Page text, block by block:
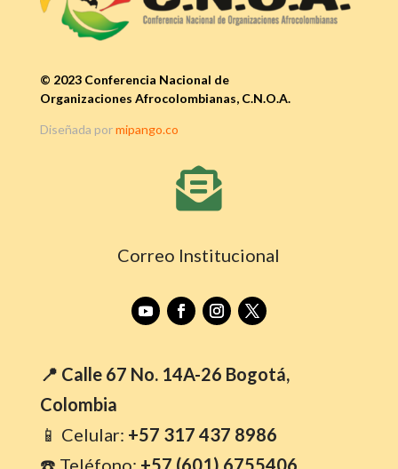
© 2023 Conferencia Nacional de
Organizaciones Afrocolombianas, C.N.O.A.
Diseñada pormipango.co

Correo Institucional
📍 Calle 67 No. 14A-26 Bogotá,
Colombia
📱 Celular: +57 317 437 8986
☎️ Teléfono: +57 (601) 6755406